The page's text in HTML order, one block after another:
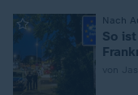
Nach
So